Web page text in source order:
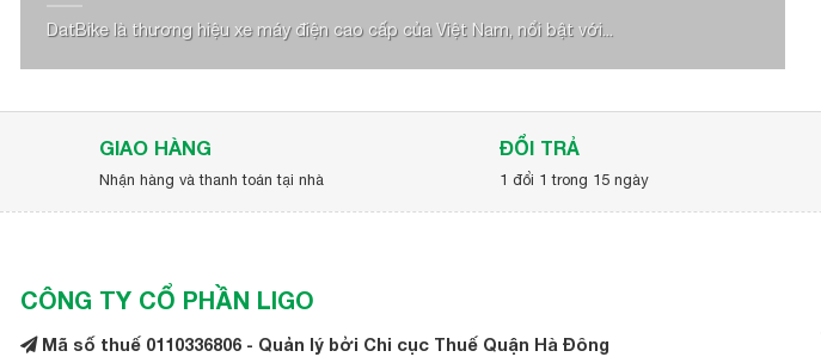
DatBike là thương hiệu xe máy điện cao cấp của Việt Nam, nổi bật với...
GIAO HÀNG
Nhận hàng và thanh toán tại nhà
ĐỔI TRẢ
1 đổi 1 trong 15 ngày
CÔNG TY CỔ PHẦN LIGO
Mã số thuế 0110336806 - Quản lý bởi Chi cục Thuế Quận Hà Đông